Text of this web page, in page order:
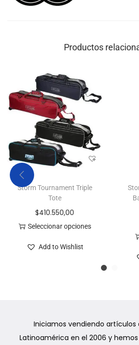
Productos
Storm Tournament Triple
Tote
$410.550,00
Seleccionar opciones
Add to Wishlist
Iniciamos vendiendo artículos
Latinoamérica en el 2006 y